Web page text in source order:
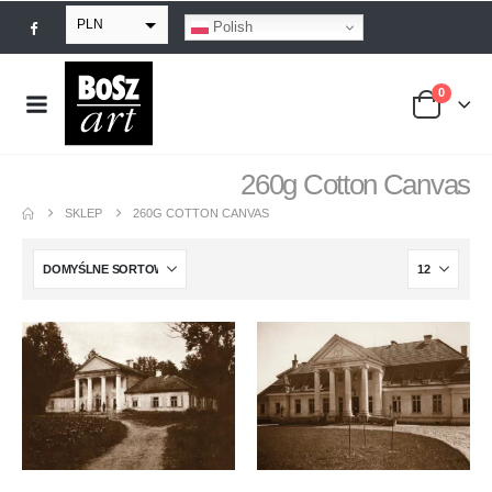
PLN
EUR
USD
Polish
0
260g Cotton Canvas
SKLEP 260G COTTON CANVAS